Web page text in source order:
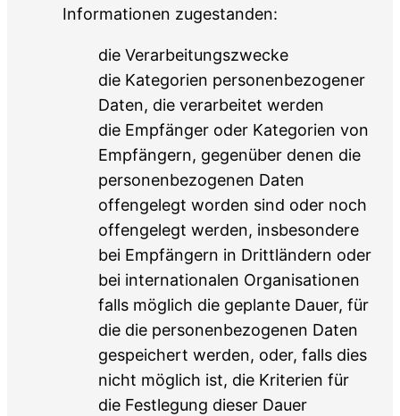
Informationen zugestanden:
die Verarbeitungszwecke
die Kategorien personenbezogener
Daten, die verarbeitet werden
die Empfänger oder Kategorien von
Empfängern, gegenüber denen die
personenbezogenen Daten
offengelegt worden sind oder noch
offengelegt werden, insbesondere
bei Empfängern in Drittländern oder
bei internationalen Organisationen
falls möglich die geplante Dauer, für
die die personenbezogenen Daten
gespeichert werden, oder, falls dies
nicht möglich ist, die Kriterien für
die Festlegung dieser Dauer